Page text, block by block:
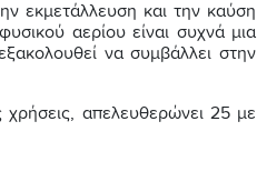
εκμετάλλευση και την καύση
αερίου είναι συχνά μια
να συμβάλλει στην
χρήσεις, απελευθερώνει 25 με